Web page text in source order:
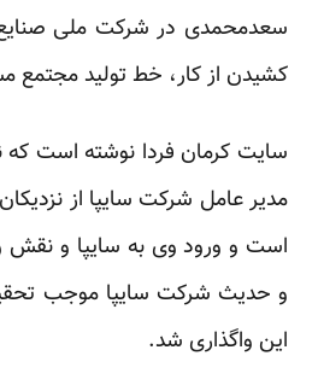
سعدمحمدی در شرکت ملی
کشیدن از کار، خط تولید مجتمع
سایت کرمان فردا نوشته است که
مدیر عامل شرکت سایپا از
است و ورود وی به سایپا و نقش
و حدیث شرکت سایپا موجب
این واگذاری شد.